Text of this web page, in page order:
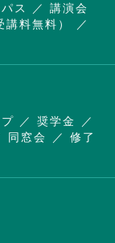
ス
講演会
料無料）
奨学金
同窓会
修了